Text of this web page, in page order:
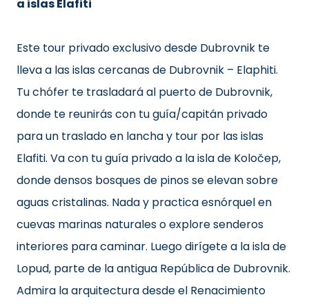
a islas Elafiti
Este tour privado exclusivo desde Dubrovnik te
lleva a las islas cercanas de Dubrovnik – Elaphiti.
Tu chófer te trasladará al puerto de Dubrovnik,
donde te reunirás con tu guía/capitán privado
para un traslado en lancha y tour por las islas
Elafiti. Va con tu guía privado a la isla de Koločep,
donde densos bosques de pinos se elevan sobre
aguas cristalinas. Nada y practica esnórquel en
cuevas marinas naturales o explore senderos
interiores para caminar. Luego dirígete a la isla de
Lopud, parte de la antigua República de Dubrovnik.
Admira la arquitectura desde el Renacimiento